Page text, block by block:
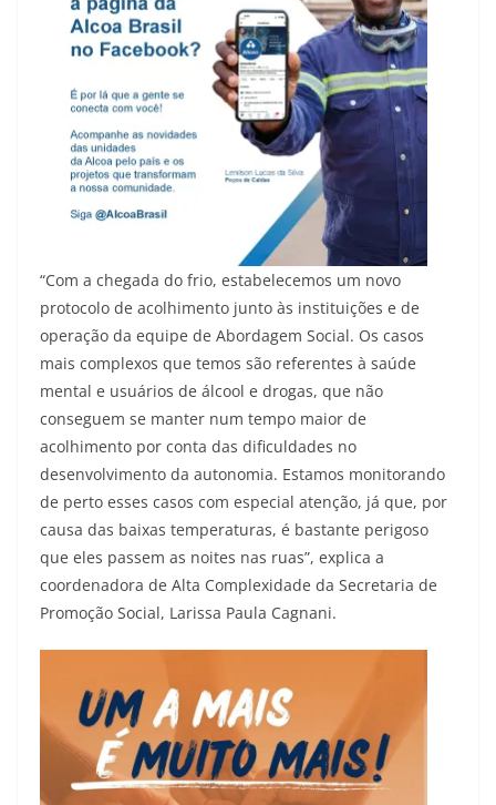
“Com a chegada do frio, estabelecemos um novo
protocolo de acolhimento junto às instituições e de
operação da equipe de Abordagem Social. Os casos
mais complexos que temos são referentes à saúde
mental e usuários de álcool e drogas, que não
conseguem se manter num tempo maior de
acolhimento por conta das dificuldades no
desenvolvimento da autonomia. Estamos monitorando
de perto esses casos com especial atenção, já que, por
causa das baixas temperaturas, é bastante perigoso
que eles passem as noites nas ruas”, explica a
coordenadora de Alta Complexidade da Secretaria de
Promoção Social, Larissa Paula Cagnani.